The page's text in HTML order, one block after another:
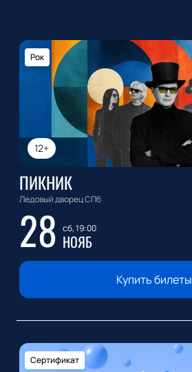
12+
Рок
ПИКНИК
Ледовый дворец СПб
28 сб, 19:00
НОЯБ
Купить билеты
Сертификат